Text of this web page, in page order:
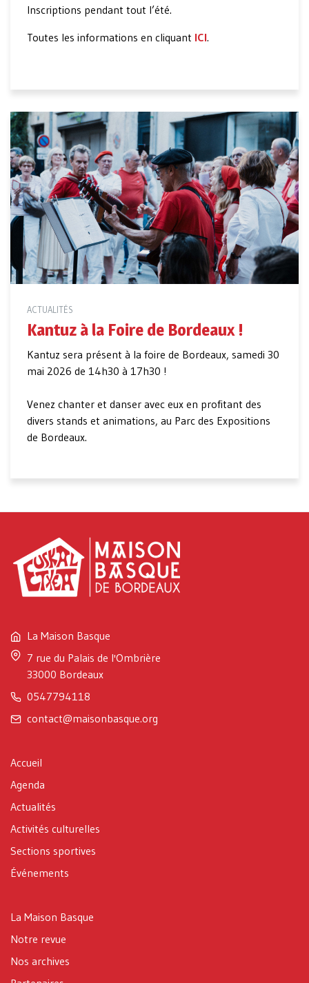
Inscriptions pendant tout l’été.
Toutes les informations en cliquant ICI.
ACTUALITÉS
Kantuz à la Foire de Bordeaux !
Kantuz sera présent à la foire de Bordeaux, samedi 30
mai 2026 de 14h30 à 17h30 !
Venez chanter et danser avec eux en profitant des
divers stands et animations, au Parc des Expositions
de Bordeaux.
La Maison Basque
7 rue du Palais de l'Ombrière
33000 Bordeaux
0547794118
contact@maisonbasque.org
Accueil
Agenda
Actualités
Activités culturelles
Sections sportives
Événements
La Maison Basque
Notre revue
Nos archives